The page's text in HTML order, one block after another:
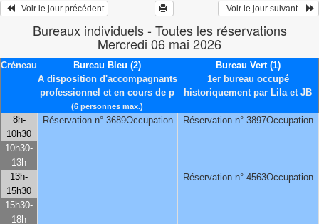
   Voir le jour précédent
  Voir le jour suivant
Bureaux individuels - Toutes les réservations
Mercredi 06 mai 2026
Créneau
Bureau Bleu (2)
A disposition d'accompagnants
professionnel et en cours de p
(6 personnes max.)
Bureau Vert (1)
1er bureau occupé
historiquement par Lila et JB
8h-
10h30
Réservation n° 3689Occupation Réservation n° 3897Occupation
10h30-
13h
13h-
15h30
Réservation n° 4563Occupation
15h30-
18h